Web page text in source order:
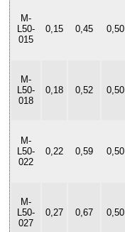
M-
L50-
015
0,15 0,45 0,50
M-
L50-
018
0,18 0,52 0,50
M-
L50-
022
0,22 0,59 0,50
M-
L50-
027
0,27 0,67 0,50